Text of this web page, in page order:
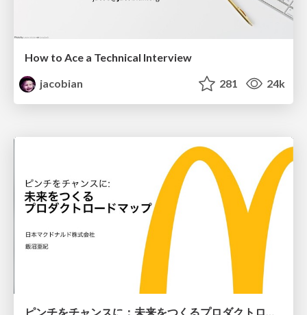
How to Ace a Technical Interview
jacobian
281 24k
ピンチをチャンスに：未来をつくるプロダクトロードマップ #pmconf2020